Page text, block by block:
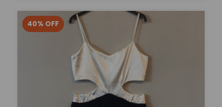
40% OFF